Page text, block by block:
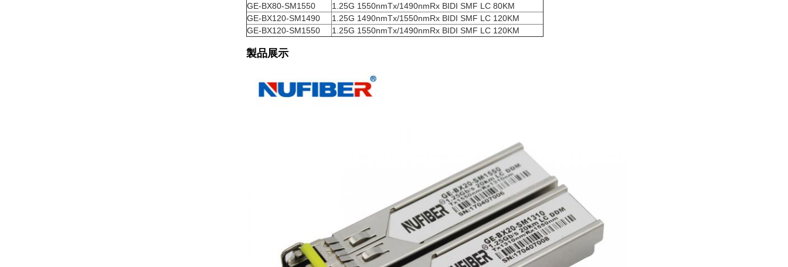
GE-BX80-SM1550
1.25G 1550nmTx/1490nmRx BIDI SMF LC 80KM
GE-BX120-SM1490
1.25G 1490nmTx/1550nmRx BIDI SMF LC 120KM
GE-BX120-SM1550
1.25G 1550nmTx/1490nmRx BIDI SMF LC 120KM
製品展示